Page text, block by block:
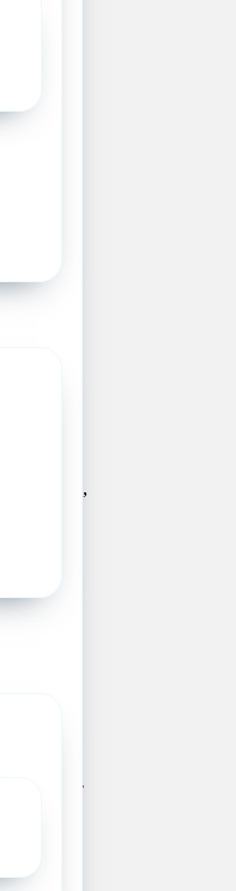
425
Maarten,
totale
met
aan
per
met
St.